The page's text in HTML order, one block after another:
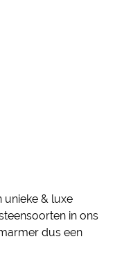
unieke & luxe
in ons
dus een